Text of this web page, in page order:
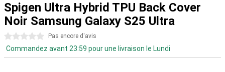
Spigen Ultra Hybrid TPU Back Cover
Noir Samsung Galaxy S25 Ultra
0 étoiles Pas encore d'avis
Commandez avant 23:59 pour une livraison le Lundi